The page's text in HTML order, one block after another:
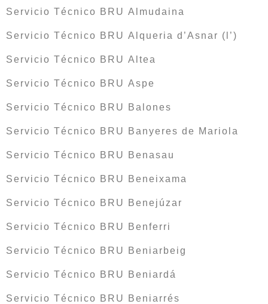
Servicio Técnico BRU Almudaina
Servicio Técnico BRU Alqueria d’Asnar (l’)
Servicio Técnico BRU Altea
Servicio Técnico BRU Aspe
Servicio Técnico BRU Balones
Servicio Técnico BRU Banyeres de Mariola
Servicio Técnico BRU Benasau
Servicio Técnico BRU Beneixama
Servicio Técnico BRU Benejúzar
Servicio Técnico BRU Benferri
Servicio Técnico BRU Beniarbeig
Servicio Técnico BRU Beniardá
Servicio Técnico BRU Beniarrés